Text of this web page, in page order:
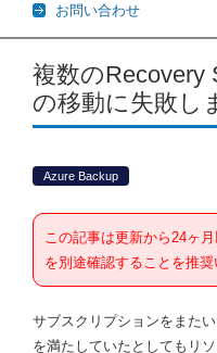
お問い合わせ
コンテンツに移動
複数のRecovery
の移動に失敗し
Azure Backup
この記事は更新から24ヶ
を別途確認することを推奨
サブスクリプションをまた
を満たしていたとしてもリ